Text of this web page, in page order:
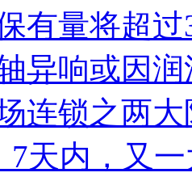
有量将超
异响或因
连锁之两大
7天内，又